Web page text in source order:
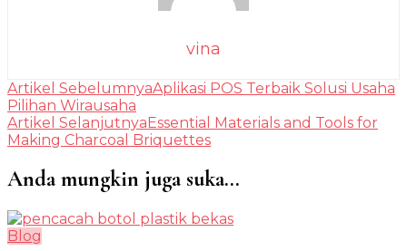
vina
Navigasi
Artikel
Artikel SebelumnyaAplikasi POS Terbaik Solusi Usaha
Pilihan Wirausaha
Artikel SelanjutnyaEssential Materials and Tools for
Making Charcoal Briquettes
Anda mungkin juga suka...
Blog